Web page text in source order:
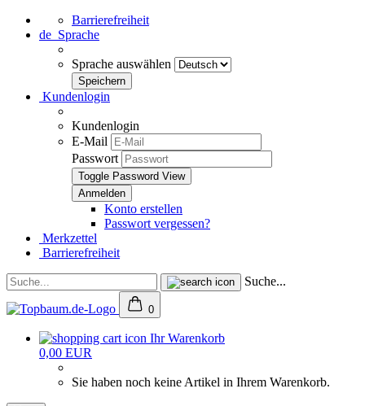
Barrierefreiheit
de Sprache
Sprache auswählen
Kundenlogin
Kundenlogin
E-Mail
Passwort
Toggle Password View
Konto erstellen
Passwort vergessen?
Merkzettel
Barrierefreiheit
Suche...
0
Ihr Warenkorb
0,00 EUR
Sie haben noch keine Artikel in Ihrem Warenkorb.